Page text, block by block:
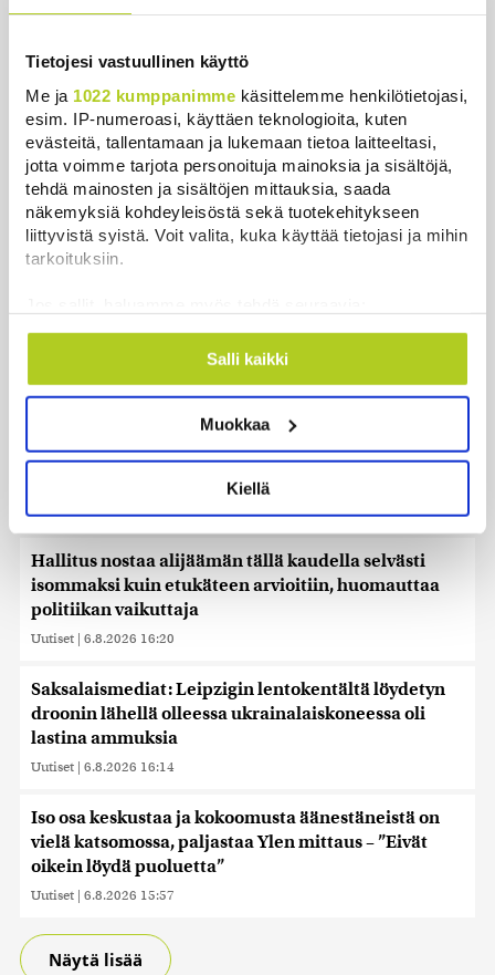
Tietojesi vastuullinen käyttö
Me ja 1022 kumppanimme käsittelemme henkilötietojasi,
esim. IP-numeroasi, käyttäen teknologioita, kuten
evästeitä, tallentamaan ja lukemaan tietoa laitteeltasi,
jotta voimme tarjota personoituja mainoksia ja sisältöjä,
tehdä mainosten ja sisältöjen mittauksia, saada
näkemyksiä kohdeyleisöstä sekä tuotekehitykseen
liittyvistä syistä. Voit valita, kuka käyttää tietojasi ja mihin
tarkoituksiin.
Kerätä tietoja maantieteellisestä sijainnistasi,
mahdollisesti muutaman metrin tarkkuudella
ominaispiirteitä aktiivisesti (sormenjäljen
Lue lisää siitä, miten henkilötietojasi käsitellään ja miten
suostumustasi tai peruuttaa sen milloin vain
evästeilmoituksessa.
Käytämme evästeitä tarjoamamme sisällön ja mainosten
räätälöimiseen, sosiaalisen median ominaisuuksien
tukemiseen ja kävijämäärämme analysoimiseen. Lisäksi
jaamme sosiaalisen median, mainosalan ja analytiikka-
sivustoamme. Kumppanimme voivat yhdistää näitä
tietoja muihin tietoihin, joita olet antanut heille tai joita on
kerätty, kun olet käyttänyt heidän palvelujaan. Tietoja
Salli kaikki
Muokkaa
Kiellä
jäänyttä elämää
Uutiset | 6.8.2026 21:15
Lämpöennätys meni uusiksi Slovakiassa toisena
päivänä peräkkäin
Uutiset | 6.8.2026 18:44
Valtiovarainministeriön leikkausehdotus voi
Liettuan sotilastiedustelun mukaan Venäjä
Ex-kansanedustaja Ano Turtiaista ja hänen
vaimoaan syytetään törkeistä talousrikoksista
Uutiset | 6.8.2026 16:45
Hallitus nostaa alijäämän tällä kaudella selvästi
isommaksi kuin etukäteen arvioitiin, huomauttaa
politiikan vaikuttaja
Uutiset | 6.8.2026 16:20
Saksalaismediat: Leipzigin lentokentältä löydetyn
droonin lähellä olleessa ukrainalaiskoneessa oli
lastina ammuksia
Uutiset | 6.8.2026 16:14
Iso osa keskustaa ja kokoomusta äänestäneistä on
vielä katsomossa, paljastaa Ylen mittaus – ”Eivät
oikein löydä puoluetta”
Uutiset | 6.8.2026 15:57
Näytä lisää